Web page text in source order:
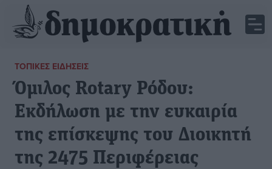
ΤΟΠΙΚΈΣ ΕΙΔΉΣΕΙΣ
Όμιλος Rotary Ρόδου:
Εκδήλωση με την ευκαιρία
της επίσκεψης του Διοικητή
της 2475 Περιφέρειας